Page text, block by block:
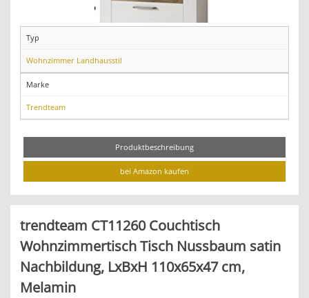
Typ
Wohnzimmer Landhausstil
Marke
Trendteam
Produktbeschreibung
bei Amazon kaufen
trendteam CT11260 Couchtisch
Wohnzimmertisch Tisch Nussbaum satin
Nachbildung, LxBxH 110x65x47 cm,
Melamin